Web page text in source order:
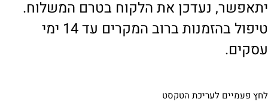
יתאפשר, נעדכן את הלקוח בטרם המשלוח.
טיפול בהזמנות ברוב המקרים עד 14 ימי
עסקים.
לחץ פעמיים לעריכת הטקסט